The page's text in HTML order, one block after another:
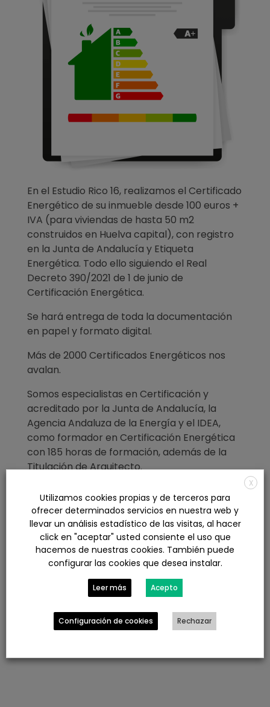
En el Estudio Rico 16, realizamos el Certificado
Energético de su inmueble desde 100 euros +
IVA (para viviendas de hasta 50 m2
construidos en Huelva capital), con registro
en la Junta de Andalucía y Etiqueta
Energética. Todo ello siguiendo el Real
Decreto 390/2021 de 1 de junio de
Certificación Energética.
Se hará entrega de toda la documentación
en papel y formato digital.
Más de 2000 Certificados Energéticos nos
avalan.
Somos especialistas en Certificación y
acreditado por la Junta de Andalucía, la
Agencia Andaluza de la Energía y el IDEA,
como formador en Certificación Energética
con 185 horas de formación, además de la
Titulación de Arquitecto.
Somos la mejor opción para conseguir su
certificado energético en Huelva.
Puede solicitar información sin compromiso
, Sevilla o cualquier otra provincia de
rellenando nuestro>>formulario de contacto
X
Utilizamos cookies propias y de terceros para
ofrecer determinados servicios en nuestra web y
llevar un análisis estadístico de las visitas, al hacer
click en "aceptar" usted consiente el uso que
hacemos de nuestras cookies. También puede
configurar las cookies que desea instalar.
Leer más Acepto
Configuración de cookies Rechazar